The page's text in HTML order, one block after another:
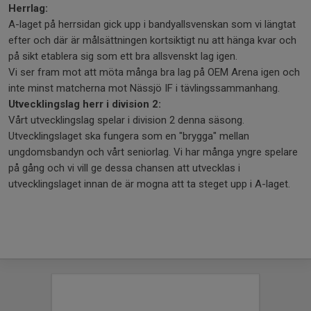
Herrlag:
A-laget på herrsidan gick upp i bandyallsvenskan som vi längtat
efter och där är målsättningen kortsiktigt nu att hänga kvar och
på sikt etablera sig som ett bra allsvenskt lag igen.
Vi ser fram mot att möta många bra lag på OEM Arena igen och
inte minst matcherna mot Nässjö IF i tävlingssammanhang.
Utvecklingslag herr i division 2:
Vårt utvecklingslag spelar i division 2 denna säsong.
Utvecklingslaget ska fungera som en "brygga" mellan
ungdomsbandyn och vårt seniorlag. Vi har många yngre spelare
på gång och vi vill ge dessa chansen att utvecklas i
utvecklingslaget innan de är mogna att ta steget upp i A-laget.